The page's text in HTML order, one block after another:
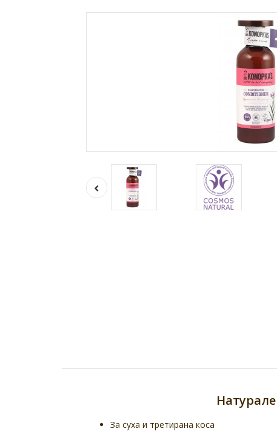
За суха и третирана коса